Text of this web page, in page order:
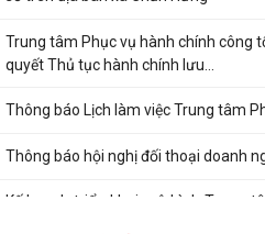
Trung tâm Phục vụ hành chính công
quyết Thủ tục hành chính lưu...
Thông báo Lịch làm việc Trung tâm
Thông báo hội nghị đối thoại doanh
Kế hoạch triển khai mô hình Trung